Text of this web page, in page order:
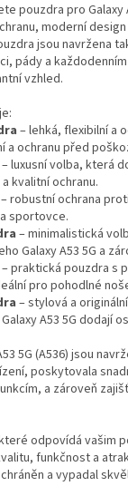
pouzdra pro Galaxy
moderní
jsou navržena
pády a
vzhled.
– lehká, flexibilní a
a ochranu před
– luxusní volba, která
kvalitní ochranu.
– robustní ochrana
sportovce.
– minimalistická
Galaxy A53 5G a
– praktická pouzdra s
pro pohodlné
– stylová a
A53 5G dodají
5G (A536) jsou
poskytovala
a zároveň
odpovídá vašim
funkčnost a
a vypadal